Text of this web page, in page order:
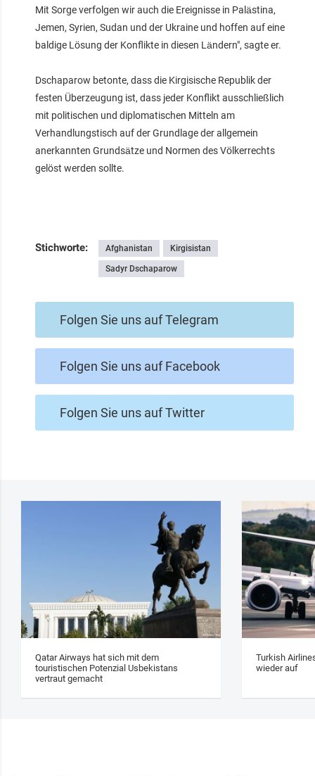
Mit Sorge verfolgen wir auch die Ereignisse in Palästina,
Jemen, Syrien, Sudan und der Ukraine und hoffen auf eine
baldige Lösung der Konflikte in diesen Ländern", sagte er.
Dschaparow betonte, dass die Kirgisische Republik der
festen Überzeugung ist, dass jeder Konflikt ausschließlich
mit politischen und diplomatischen Mitteln am
Verhandlungstisch auf der Grundlage der allgemein
anerkannten Grundsätze und Normen des Völkerrechts
gelöst werden sollte.
Stichworte: Afghanistan Kirgisistan
Sadyr Dschaparow
Folgen Sie uns auf Telegram
Folgen Sie uns auf Facebook
Folgen Sie uns auf Twitter
Qatar Airways hat sich mit dem
touristischen Potenzial Usbekistans
vertraut gemacht
Turkish
wieder auf